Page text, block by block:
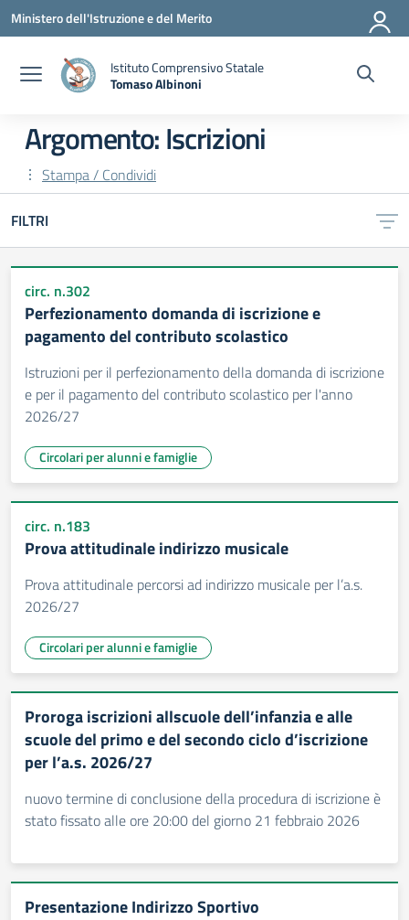
Vai ai contenuti
Vai al menu di navigazione
Vai al footer
Ministero dell'Istruzione e del Merito
Istituto Comprensivo Statale
Tomaso Albinoni
Argomento: Iscrizioni
Stampa / Condividi
FILTRI
circ. n.302
Perfezionamento domanda di iscrizione e
pagamento del contributo scolastico
Istruzioni per il perfezionamento della domanda di iscrizione
e per il pagamento del contributo scolastico per l'anno
2026/27
Circolari per alunni e famiglie
circ. n.183
Prova attitudinale indirizzo musicale
Prova attitudinale percorsi ad indirizzo musicale per l’a.s.
2026/27
Circolari per alunni e famiglie
Proroga iscrizioni allscuole dell’infanzia e alle
scuole del primo e del secondo ciclo d’iscrizione
per l’a.s. 2026/27
nuovo termine di conclusione della procedura di iscrizione è
stato fissato alle ore 20:00 del giorno 21 febbraio 2026
Presentazione Indirizzo Sportivo